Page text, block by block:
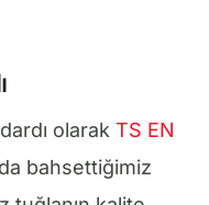
olarak TS EN
bahsettiğimiz